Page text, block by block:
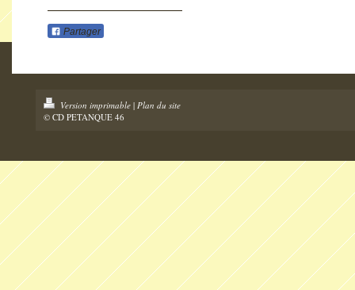
Partager
Version imprimable | Plan du site
© CD PETANQUE 46